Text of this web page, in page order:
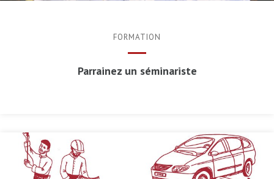
FORMATION
Parrainez un séminariste